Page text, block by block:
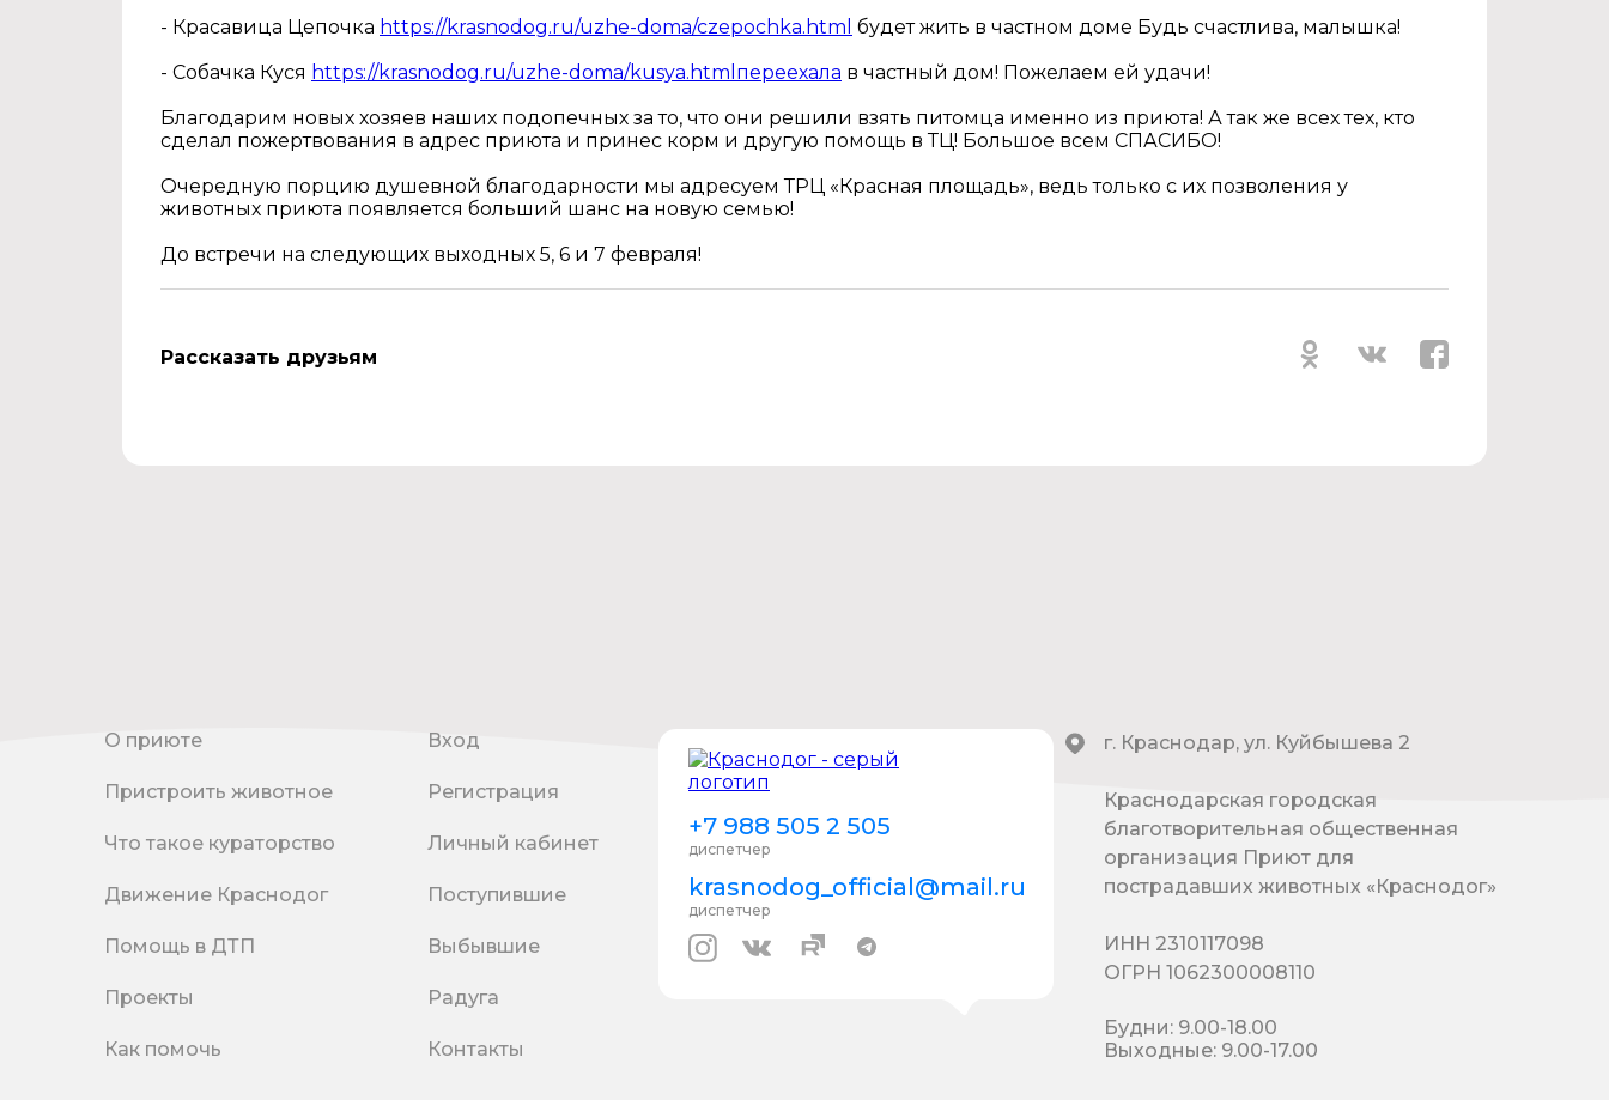
- Красавица Цепочка https://krasnodog.ru/uzhe-doma/czepochka.html будет жить в частном доме Будь счастлива, малышка!
- Собачка Куся https://krasnodog.ru/uzhe-doma/kusya.htmlпереехала в частный дом! Пожелаем ей удачи!
Благодарим новых хозяев наших подопечных за то, что они решили взять питомца именно из приюта! А так же всех тех, кто
сделал пожертвования в адрес приюта и принес корм и другую помощь в ТЦ! Большое всем СПАСИБО!
Очередную порцию душевной благодарности мы адресуем ТРЦ «Красная площадь», ведь только с их позволения у
животных приюта появляется больший шанс на новую семью!
До встречи на следующих выходных 5, 6 и 7 февраля!
Рассказать друзьям
О приюте
Пристроить животное
Что такое кураторство
Движение Краснодог
Помощь в ДТП
Проекты
Как помочь
Вход
Регистрация
Личный кабинет
Поступившие
Выбывшие
Радуга
Контакты
+7 988 505 2 505
диспетчер
krasnodog_official@mail.ru
диспетчер
г. Краснодар, ул. Куйбышева 2
Краснодарская городская
благотворительная общественная
организация Приют для
пострадавших животных «Краснодог»
ИНН 2310117098
ОГРН 1062300008110
Будни: 9.00-18.00
Выходные: 9.00-17.00